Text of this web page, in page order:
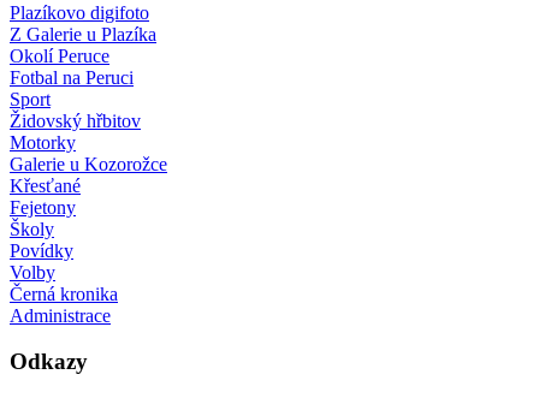
Plazíkovo digifoto
Z Galerie u Plazíka
Okolí Peruce
Fotbal na Peruci
Sport
Židovský hřbitov
Motorky
Galerie u Kozorožce
Křesťané
Fejetony
Školy
Povídky
Volby
Černá kronika
Administrace
Odkazy